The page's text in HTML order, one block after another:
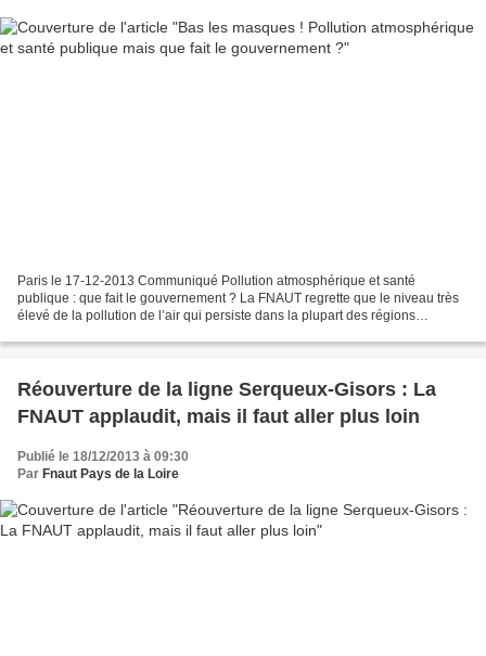
Paris le 17-12-2013 Communiqué Pollution atmosphérique et santé
publique : que fait le gouvernement ? La FNAUT regrette que le niveau très
élevé de la pollution de l’air qui persiste dans la plupart des régions
Réouverture de la ligne Serqueux-Gisors : La
FNAUT applaudit, mais il faut aller plus loin
Publié le 18/12/2013 à 09:30
Par Fnaut Pays de la Loire